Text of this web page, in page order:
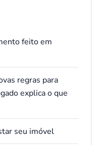
feito em
regras para
explica o que
seu imóvel